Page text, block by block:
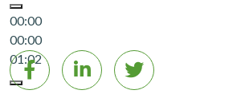
00:00
00:00
01:02